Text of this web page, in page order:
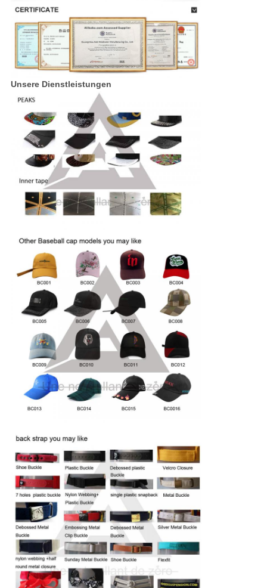
Unsere Dienstleistungen